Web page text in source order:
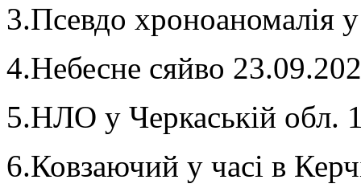
3.Псевдо хроноаномалія
4.Небесне сяйво
5.НЛО у Черкаській обл.
6.Ковзаючий у часі в